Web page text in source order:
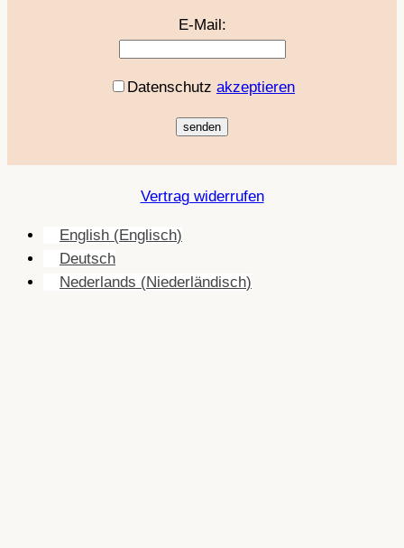
E-Mail:
Datenschutz akzeptieren
Vertrag widerrufen
English (Englisch)
Deutsch
Nederlands (Niederländisch)